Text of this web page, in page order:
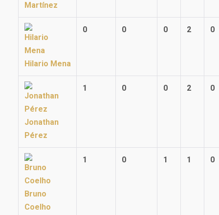
Martínez
Hilario Mena
0 0 0 2 0
Jonathan
Pérez
1 0 0 2 0
Bruno
Coelho
1 0 1 1 0